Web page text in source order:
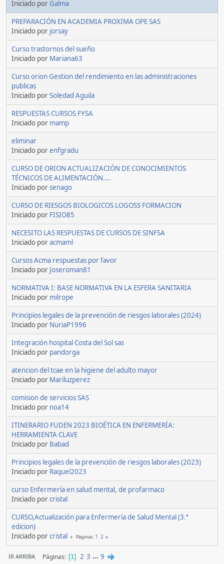
Iniciado por Galma
PREPARACIÓN EN ACADEMIA PROXIMA OPE SAS
Iniciado por jorsay
Curso trastornos del sueño
Iniciado por Mariana63
Curso orion Gestion del rendimiento en las administraciones
publicas
Iniciado porSoledad Aguila
RESPUESTAS CURSOS FYSA
Iniciado por mamp
eliminar
Iniciado porenfgradu
CURSO DE ORION ACTUALIZACIÓN DE CONOCIMIENTOS
TÉCNICOS DE ALIMENTACIÓN....
Iniciado porsenago
CURSO DE RIESGOS BIOLOGICOS LOGOSS FORMACION
Iniciado por FISIO85
NECESITO LAS RESPUESTAS DE CURSOS DE SINFSA
Iniciado poracmaml
Cursos Acma respuestas por favor
Iniciado por Joseroman81
NORMATIVA I: BASE NORMATIVA EN LA ESFERA SANITARIA
Iniciado por milrope
Principios legales de la prevención de riesgos laborales (2024)
Iniciado por NuriaP1996
Integración hospital Costa del Sol sas
Iniciado por pandorga
atencion del tcae en la higiene del adulto mayor
Iniciado por Mariluzperez
comision de servicios SAS
Iniciado por noa14
ITINERARIO FUDEN 2023 BIOÉTICA EN ENFERMERÍA:
HERRAMIENTA CLAVE
Iniciado por Babad
Principios legales de la prevención de riesgos laborales (2023)
Iniciado por Raquel2023
curso Enfermería en salud mental, de profarmaco
Iniciado porcristal
CURSO,Actualización para Enfermería de Salud Mental (3.ª
edicion)
Iniciado porcristal Páginas 1 2
IR ARRIBA Páginas 1 2 3 ... 9